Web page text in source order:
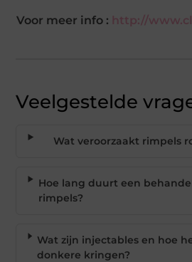
Voor meer info : http://
Veelgestelde
Wat veroorzaakt rimpels
Hoe lang duurt een
rimpels?
Wat zijn injectables en hoe
donkere kringen?